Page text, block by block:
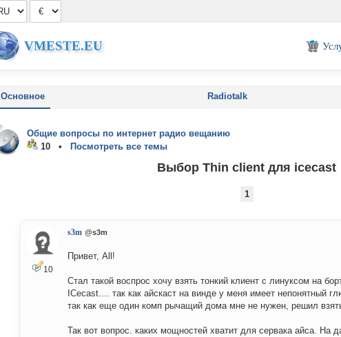
VMESTE.EU
Основное Radiotalk
Общие вопросы по интернет радио вещанию
10 •
Посмотреть все темы
Выбор Thin client для icecast
1
10
s3m @s3m
Привет, All!
Стал такой воспрос хочу взять тонкий клиент с линуксом на
ICecast.... так как айскаст на винде у меня имеет непонятный
так как еще один комп рычащий дома мне не нужен, решил
Так вот вопрос. каких мощностей хватит для сервака айса. На